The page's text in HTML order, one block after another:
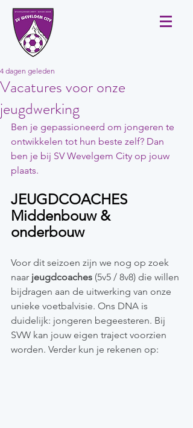
Vacatures voor onze
jeugdwerking
4 dagen geleden
Ben je gepassioneerd om jongeren te
ontwikkelen tot hun beste zelf? Dan
ben je bij SV Wevelgem City op jouw
plaats.
JEUGDCOACHES
Middenbouw &
onderbouw
Voor dit seizoen zijn we nog op zoek
naar jeugdcoaches (5v5 / 8v8) die willen
bijdragen aan de uitwerking van onze
unieke voetbalvisie. Ons DNA is
duidelijk: jongeren begeesteren. Bij
SVW kan jouw eigen traject voorzien
worden. Verder kun je rekenen op: